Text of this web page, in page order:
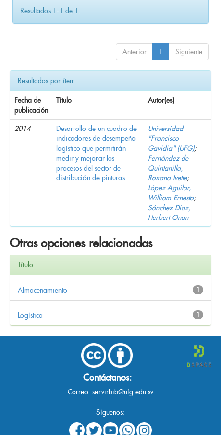
Resultados 1-1 de 1.
Anterior 1 Siguiente
Resultados por ítem:
Fecha de
publicación
Título Autor(es)
2014
Desarrollo de un cuadro de
indicadores de desempeño
logístico que permitirán
medir y mejorar los
procesos del sector de
distribución de pinturas
Universidad
"Francisco
Gavidia" (UFG);
Fernández de
Quintanilla,
Roxana Ivette;
López Aguilar,
William Ernesto;
Sánchez Díaz,
Herbert Onan
Otras opciones relacionadas
Título
1
Almacenamiento
1
Logística
Contáctanos:
Correo: servirbib@ufg.edu.sv
Síguenos: